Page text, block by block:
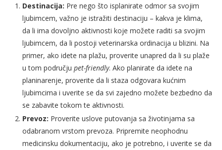
Destinacija: Pre nego što isplanirate odmor sa svojim
ljubimcem, važno je istražiti destinaciju – kakva je klima,
da li ima dovoljno aktivnosti koje možete raditi sa svojim
ljubimcem, da li postoji veterinarska ordinacija u blizini. Na
primer, ako idete na plažu, proverite unapred da li su plaže
u tom području pet-friendly. Ako planirate da idete na
planinarenje, proverite da li staza odgovara kućnim
ljubimcima i uverite se da svi zajedno možete bezbedno da
se zabavite tokom te aktivnosti.
Prevoz: Proverite uslove putovanja sa životinjama sa
odabranom vrstom prevoza. Pripremite neophodnu
medicinsku dokumentaciju, ako je potrebno, i uverite se da